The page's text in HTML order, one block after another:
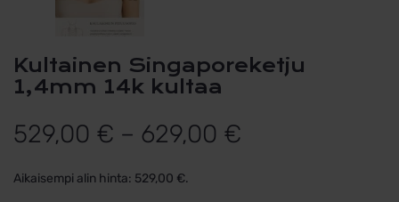
Kultainen Singaporeketju
1,4mm 14k kultaa
529,00 € – 629,00 €
Aikaisempi alin hinta: 529,00 €.